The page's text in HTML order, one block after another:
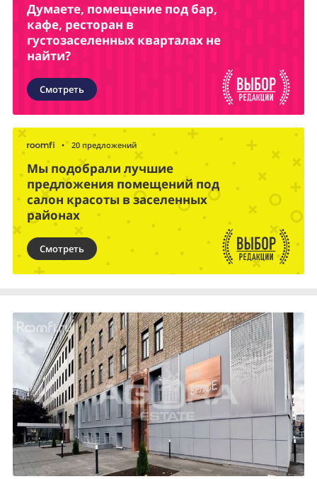
Думаете, помещение под бар,
кафе, ресторан в
густозаселенных кварталах не
найти?
Смотреть
• 20 предложений
Мы подобрали лучшие
предложения помещений под
салон красоты в заселенных
районах
Смотреть